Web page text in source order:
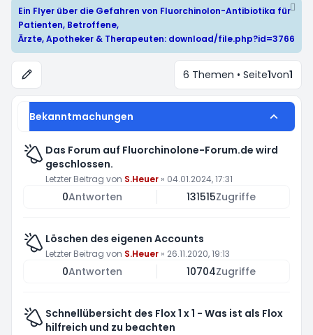
Ein Flyer über die Gefahren von Fluorchinolon-Antibiotika für
Patienten, Betroffene,
Ärzte, Apotheker & Therapeuten: download/file.php?id=3766
6 Themen • Seite1von1
Bekanntmachungen
Das Forum auf Fluorchinolone-Forum.de wird
geschlossen.
Letzter Beitrag von S.Heuer » 04.01.2024, 17:31
0Antworten 131515Zugriffe
Löschen des eigenen Accounts
Letzter Beitrag von S.Heuer » 26.11.2020, 19:13
0Antworten 10704Zugriffe
Schnellübersicht des Flox 1 x 1 - Was ist als Flox
hilfreich und zu beachten